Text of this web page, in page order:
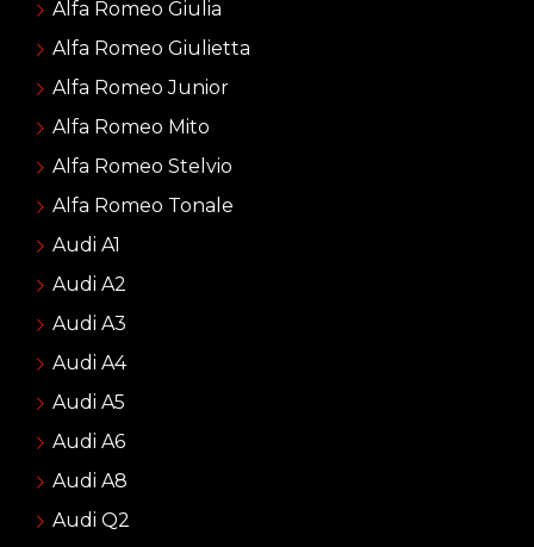
Alfa Romeo Giulia
Alfa Romeo Giulietta
Alfa Romeo Junior
Alfa Romeo Mito
Alfa Romeo Stelvio
Alfa Romeo Tonale
Audi A1
Audi A2
Audi A3
Audi A4
Audi A5
Audi A6
Audi A8
Audi Q2